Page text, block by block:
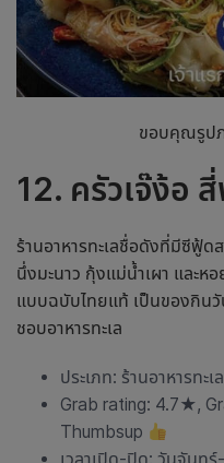
ขอบคุณรูปภ
12. ครัวเจ๊ง้อ สี่
ร้านอาหารทะเลชื่อดังที่มีซีฟู้ด
นึ่งมะนาว กุ้งแม่น้ำเผา และห
แบบฉบับไทยแท้ เป็นของกิน
ชอบอาหารทะเล
ประเภท: ร้านอาหารทะเล
Grab rating: 4.7★,
Thumbsup